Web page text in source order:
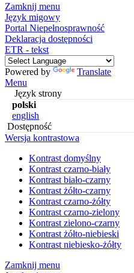
Zamknij menu
Język migowy
Portal Niepełnosprawność
Deklaracja dostępności
ETR - tekst
Powered by
Translate
Menu
Język strony
polski
english
Dostępność
Wersja kontrastowa
Kontrast domyślny
Kontrast czarno-biały
Kontrast biało-czarny
Kontrast żółto-czarny
Kontrast czarno-żółty
Kontrast czarno-zielony
Kontrast zielono-czarny
Kontrast żółto-niebieski
Kontrast niebiesko-żółty
Zamknij menu